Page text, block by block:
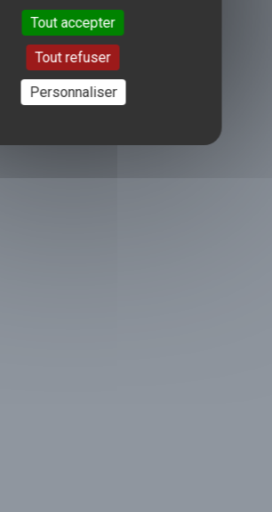
Tout accepter
Tout refuser
Personnaliser